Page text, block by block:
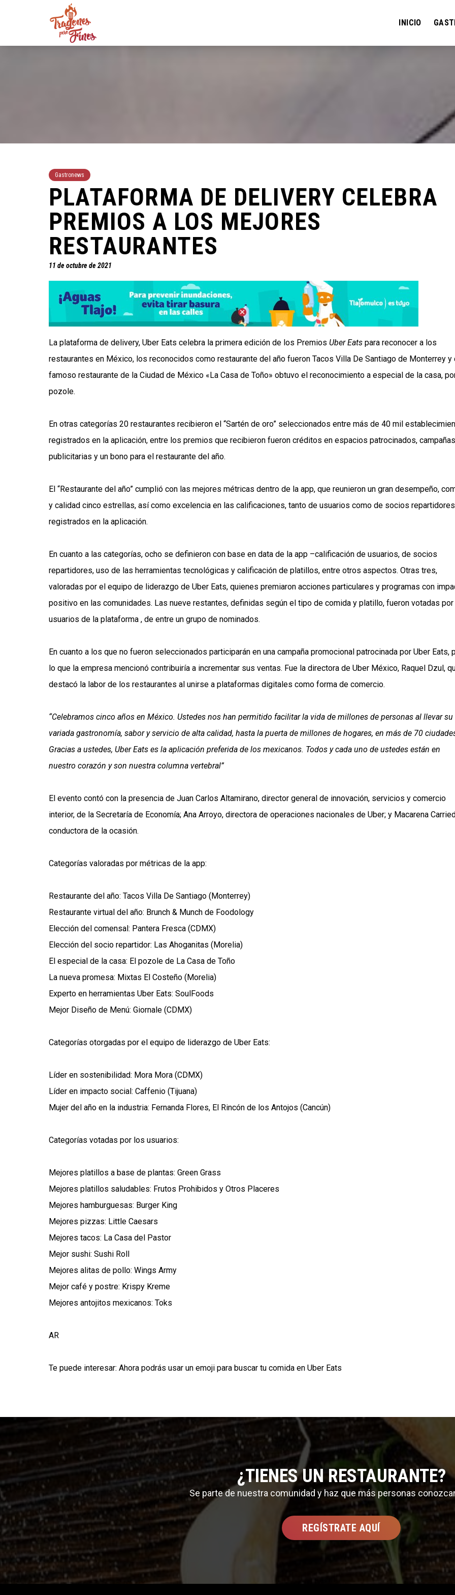
INICIO
Gastronews
PLATAFORMA DE DELIVERY CELEBRA
PREMIOS A LOS MEJORES
RESTAURANTES
11 de octubre de 2021
La plataforma de delivery, Uber Eats celebra la primera edición de los Premios Uber Eats para reconocer a los
restaurantes en México, los reconocidos como restaurante del año fueron Tacos Villa De Santiago de Monterrey y
famoso restaurante de la Ciudad de México «La Casa de Toño» obtuvo el reconocimiento a especial de la casa,
pozole.
En otras categorías 20 restaurantes recibieron el “Sartén de oro” seleccionados entre más de 40 mil
registrados en la aplicación, entre los premios que recibieron fueron créditos en espacios patrocinados, campañas
publicitarias y un bono para el restaurante del año.
El “Restaurante del año” cumplió con las mejores métricas dentro de la app, que reunieron un gran desempeño,
y calidad cinco estrellas, así como excelencia en las calificaciones, tanto de usuarios como de socios repartidores
registrados en la aplicación.
En cuanto a las categorías, ocho se definieron con base en data de la app –calificación de usuarios, de socios
repartidores, uso de las herramientas tecnológicas y calificación de platillos, entre otros aspectos. Otras tres,
valoradas por el equipo de liderazgo de Uber Eats, quienes premiaron acciones particulares y programas con
positivo en las comunidades. Las nueve restantes, definidas según el tipo de comida y platillo, fueron votadas
usuarios de la plataforma , de entre un grupo de nominados.
En cuanto a los que no fueron seleccionados participarán en una campaña promocional patrocinada por Uber Eats,
lo que la empresa mencionó contribuiría a incrementar sus ventas. Fue la directora de Uber México, Raquel Dzul,
destacó la labor de los restaurantes al unirse a plataformas digitales como forma de comercio.
“Celebramos cinco años en México. Ustedes nos han permitido facilitar la vida de millones de personas al llevar su
variada gastronomía, sabor y servicio de alta calidad, hasta la puerta de millones de hogares, en más de 70
Gracias a ustedes, Uber Eats es la aplicación preferida de los mexicanos. Todos y cada uno de ustedes están en
nuestro corazón y son nuestra columna vertebral”
El evento contó con la presencia de Juan Carlos Altamirano, director general de innovación, servicios y comercio
interior, de la Secretaría de Economía; Ana Arroyo, directora de operaciones nacionales de Uber; y Macarena
conductora de la ocasión.
Categorías valoradas por métricas de la app:
Restaurante del año: Tacos Villa De Santiago (Monterrey)
Restaurante virtual del año: Brunch & Munch de Foodology
Elección del comensal: Pantera Fresca (CDMX)
Elección del socio repartidor: Las Ahoganitas (Morelia)
El especial de la casa: El pozole de La Casa de Toño
La nueva promesa: Mixtas El Costeño (Morelia)
Experto en herramientas Uber Eats: SoulFoods
Mejor Diseño de Menú: Giornale (CDMX)
Categorías otorgadas por el equipo de liderazgo de Uber Eats:
Líder en sostenibilidad: Mora Mora (CDMX)
Líder en impacto social: Caffenio (Tijuana)
Mujer del año en la industria: Fernanda Flores, El Rincón de los Antojos (Cancún)
Categorías votadas por los usuarios:
Mejores platillos a base de plantas: Green Grass
Mejores platillos saludables: Frutos Prohibidos y Otros Placeres
Mejores hamburguesas: Burger King
Mejores pizzas: Little Caesars
Mejores tacos: La Casa del Pastor
Mejor sushi: Sushi Roll
Mejores alitas de pollo: Wings Army
Mejor café y postre: Krispy Kreme
Mejores antojitos mexicanos: Toks
AR
Te puede interesar: Ahora podrás usar un emoji para buscar tu comida en Uber Eats
¿TIENES UN RESTAURANTE?
Se parte de nuestra comunidad y haz que más personas
REGÍSTRATE AQUÍ